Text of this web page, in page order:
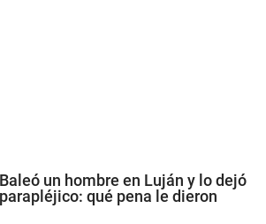
Baleó un hombre en Luján y lo dejó
parapléjico: qué pena le dieron